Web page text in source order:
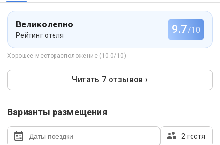
Великолепно
Рейтинг отеля 9.7/10
Хорошее месторасположение (10.0/10)
Читать 7 отзывов ›
Варианты размещения
2 гостя